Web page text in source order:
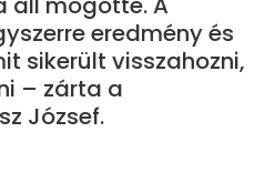
eredmény és
sikerült visszahozni,
– zárta a
József.